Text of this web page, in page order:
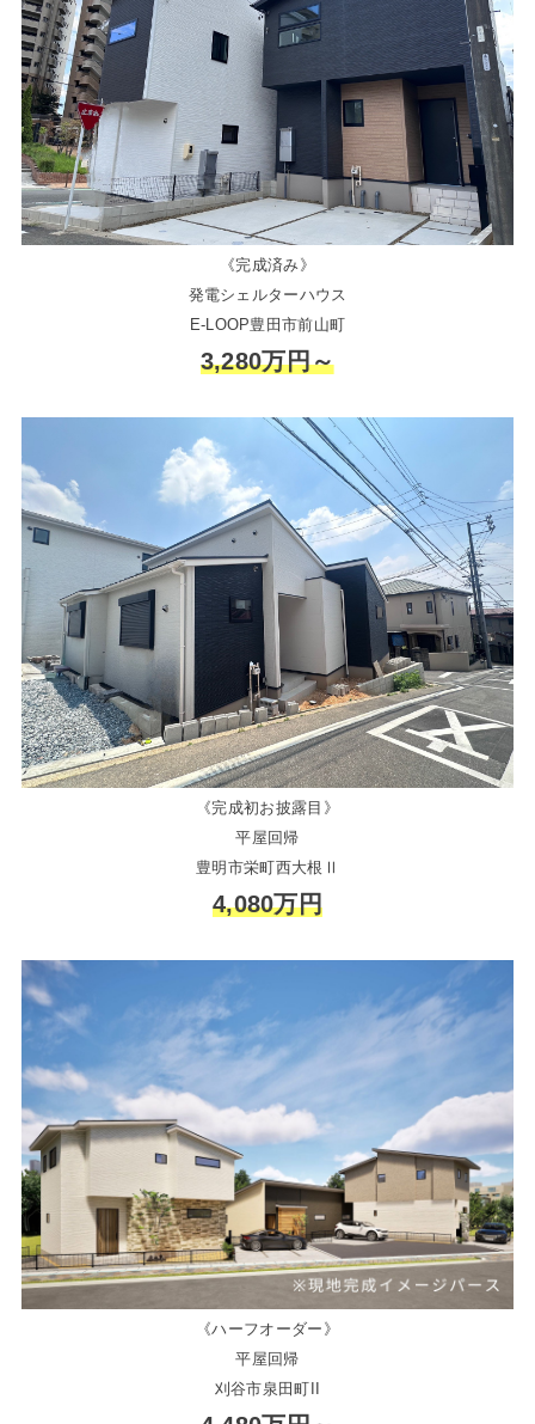
《完成済み》
発電シェルターハウス
E-LOOP豊田市前山町
3,280万円～
《完成初お披露目》
平屋回帰
豊明市栄町西大根Ⅱ
4,080万円
《ハーフオーダー》
平屋回帰
刈谷市泉田町II